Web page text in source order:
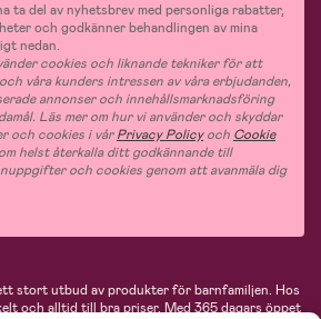
ta del av nyhetsbrev med personliga rabatter,
och godkänner behandlingen av mina
nedan.
cookies och liknande tekniker för att
våra kunders intressen av våra erbjudanden,
annonser och innehållsmarknadsföring
Läs mer om hur vi använder och skyddar
och cookies i vårPrivacy Policyoch Cookie
helst återkalla ditt godkännande till
och cookies genom att avanmäla dig
stort utbud av produkter för barnfamiljen. Hos
och alltid till bra priser.Med 365 dagars öppet